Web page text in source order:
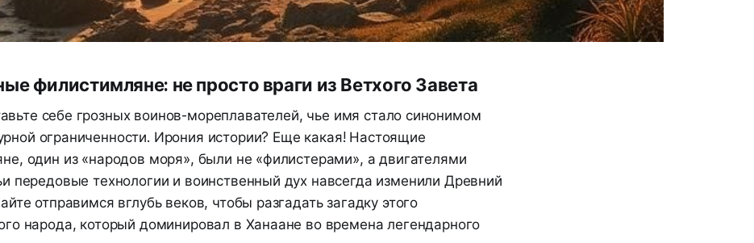
филистимляне: не просто враги из Ветхого Завета
себе грозных воинов-мореплавателей, чье имя стало синонимом
ограниченности. Ирония истории? Еще какая! Настоящие
один из «народов моря», были не «филистерами», а двигателями
передовые технологии и воинственный дух навсегда изменили Древний
отправимся вглубь веков, чтобы разгадать загадку этого
народа, который доминировал в Ханаане во времена легендарного